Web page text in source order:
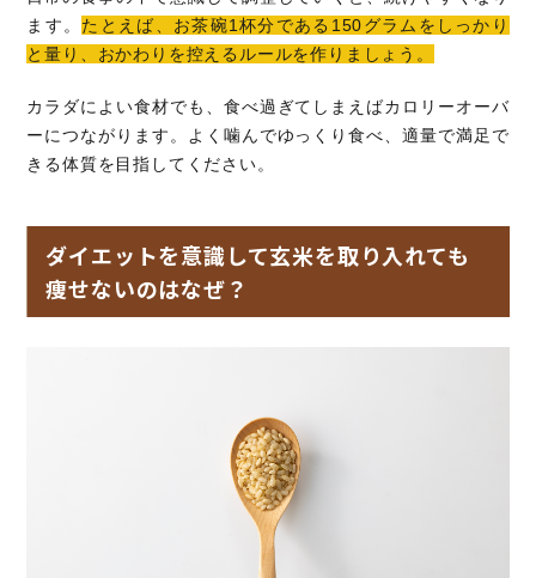
ます。 たとえば、お茶碗1杯分である150グラムをしっかり
と量り、おかわりを控えるルールを作りましょう。
カラダによい食材でも、食べ過ぎてしまえばカロリーオーバ
ーにつながります。よく噛んでゆっくり食べ、適量で満足で
きる体質を目指してください。
ダイエットを意識して玄米を取り入れても
痩せないのはなぜ？